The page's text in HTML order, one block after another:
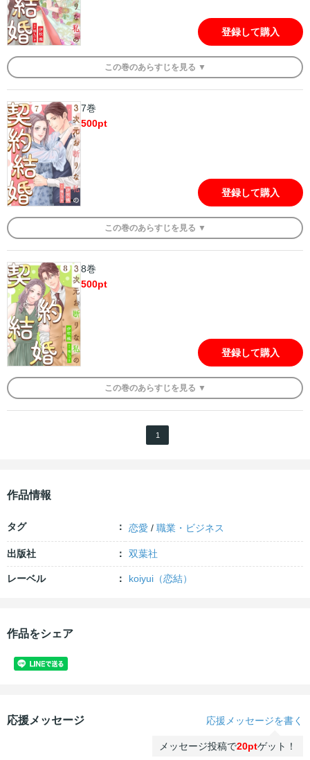
登録して購入
この巻のあらすじを 見る ▼
7巻
500pt
登録して購入
この巻のあらすじを 見る ▼
8巻
500pt
登録して購入
この巻のあらすじを 見る ▼
1
作品情報
タグ 恋愛 /職業・ビジネス
出版社 双葉社
レーベル koiyui（恋結）
作品をシェア
応援メッセージ 応援メッセージを書く
メッセージ投稿で20ptゲット！